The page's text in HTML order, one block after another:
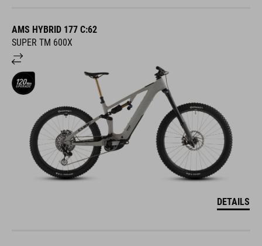
AMS HYBRID 177 C:62
SUPER TM 600X
DETAILS